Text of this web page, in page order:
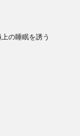
の睡眠を誘う